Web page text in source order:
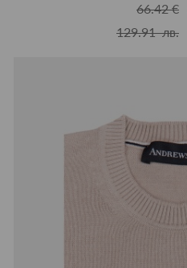
66.42 €
129.91 лв.